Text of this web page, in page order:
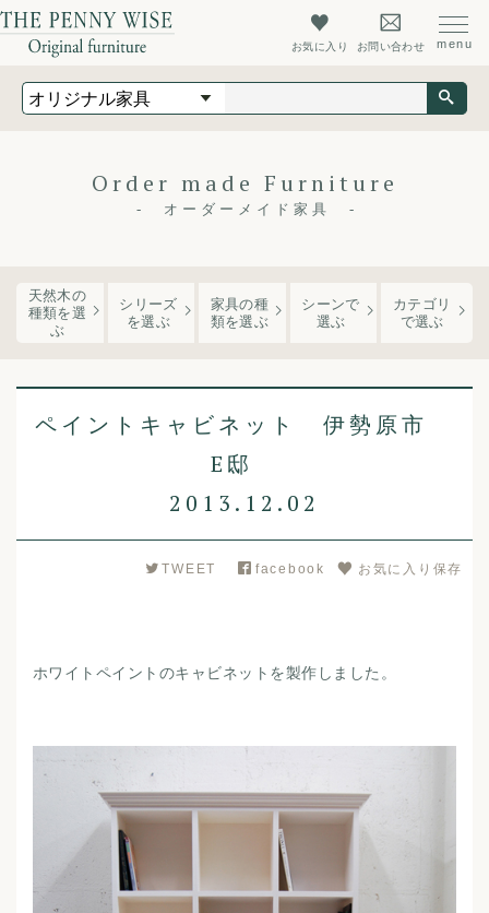
お気に入り お問い合わせ
オリジナル家具
ザ・ペニーワイズについて
初めての方へ
会社概要
Order made Furniture
オーダーメイド家具
天然木の
種類を選
ぶ
シリーズ
を選ぶ
家具の種
類を選ぶ
シーンで
選ぶ
カテゴリ
で選ぶ
ペイントキャビネット 伊勢原市
E邸
2013.12.02
TWEET facebook お気に入り保存
ホワイトペイントのキャビネットを製作しました。